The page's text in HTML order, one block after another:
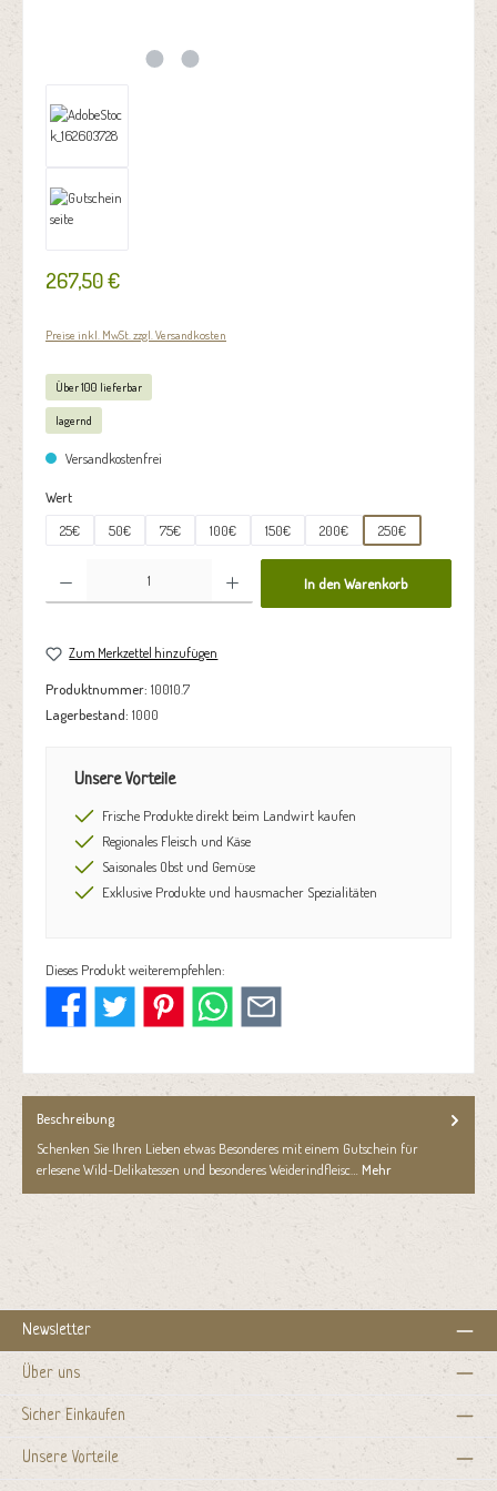
267,50 €
Preise inkl. MwSt. zzgl. Versandkosten
Über 100 lieferbar
lagernd
Versandkostenfrei
Wertauswählen
25€
50€ 75€ 100€ 150€ 200€ 250€
In den Warenkorb
Zum Merkzettel hinzufügen
Produktnummer: 10010.7
Lagerbestand: 1000
Unsere Vorteile
Frische Produkte direkt beim Landwirt kaufen
Regionales Fleisch und Käse
Saisonales Obst und Gemüse
Exklusive Produkte und hausmacher Spezialitäten
Dieses Produkt weiterempfehlen:
Beschreibung
Schenken Sie Ihren Lieben etwas Besonderes mit einem Gutschein für
erlesene Wild-Delikatessen und besonderes Weiderindfleisc… Mehr
Newsletter
Über uns
Sicher Einkaufen
Unsere Vorteile